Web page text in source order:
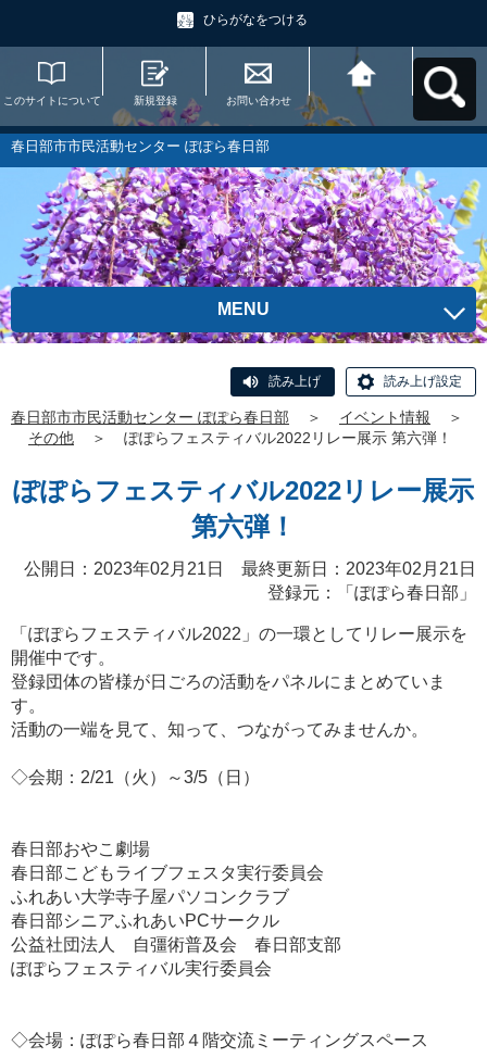
ひらがなをつける
このサイトについて 新規登録 お問い合わせ
春日部市市民活動セ
ンター ぽぽら春日部
へ戻る
春日部市市民活動センター ぽぽら春日部
MENU
読み上げ 読み上げ設定
春日部市市民活動センター ぽぽら春日部 ＞ イベント情報
＞
その他
＞ ぽぽらフェスティバル2022リレー展示 第六弾！
ぽぽらフェスティバル2022リレー展示
第六弾！
公開日：2023年02月21日 最終更新日：2023年02月21日
登録元：「ぽぽら春日部」
「ぽぽらフェスティバル2022」の一環としてリレー展示を
開催中です。
登録団体の皆様が日ごろの活動をパネルにまとめていま
す。
活動の一端を見て、知って、つながってみませんか。
◇会期：2/21（火）～3/5（日）
春日部おやこ劇場
春日部こどもライブフェスタ実行委員会
ふれあい大学寺子屋パソコンクラブ
春日部シニアふれあいPCサークル
公益社団法人 自彊術普及会 春日部支部
ぽぽらフェスティバル実行委員会
◇会場：ぽぽら春日部４階交流ミーティングスペース